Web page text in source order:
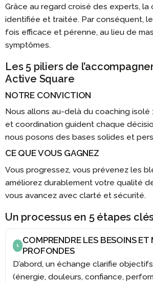
Grâce au regard croisé des experts, la
identifiée et traitée. Par conséquent,
fois efficace et pérenne, au lieu de
symptômes.
Les 5 piliers de
Active Square
NOTRE CONVICTION
Nous allons au-delà du coaching isolé
et coordination guident chaque
nous posons des bases solides et
CE QUE VOUS GAGNEZ
Vous progressez, vous prévenez les
améliorez durablement votre qualité
vous avancez avec clarté et sécurité.
Un processus en 5 étapes
1
COMPRENDRE LES BESOINS
PROFONDES
D’abord, un échange clarifie
(énergie, douleurs, confiance,